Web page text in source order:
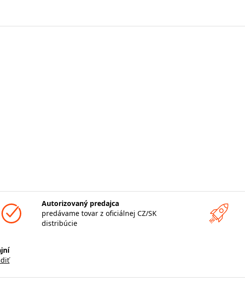
Autorizovaný predajca
predávame tovar z oficiálnej CZ/SK
distribúcie